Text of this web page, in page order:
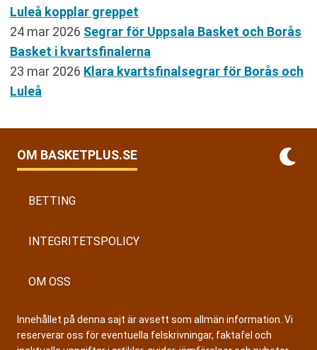
Luleå kopplar greppet
24 mar 2026 Segrar för Uppsala Basket och Borås
Basket i kvartsfinalerna
23 mar 2026 Klara kvartsfinalsegrar för Borås och
Luleå
OM BASKETPLUS.SE
BETTING
INTEGRITETSPOLICY
OM OSS
Innehållet på denna sajt är avsett som allmän information. Vi
reserverar oss för eventuella felskrivningar, faktafel och